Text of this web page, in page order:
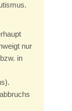
nur
in